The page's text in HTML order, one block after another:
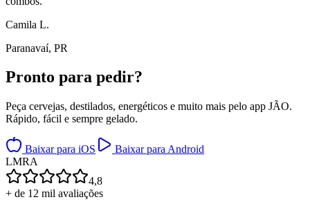
Camila L.
Paranavaí, PR
Pronto para pedir?
Peça cervejas, destilados, energéticos e muito mais pelo app JÃO.
Rápido, fácil e sempre gelado.
Baixar para iOS
Baixar para Android
LMRA
4,8
+ de 12 mil avaliações